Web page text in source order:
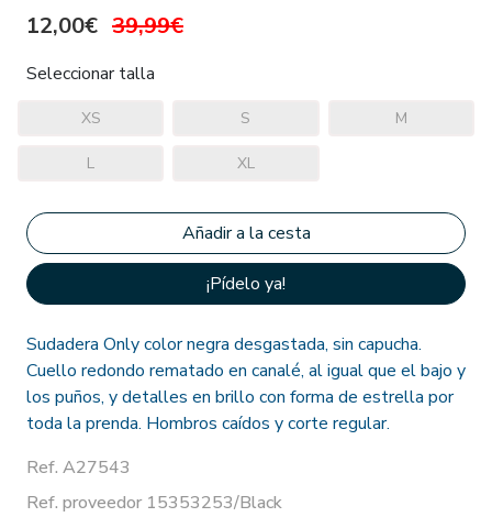
12,00€ 39,99€
Seleccionar talla
XS S M
L XL
¡Pídelo ya!
Sudadera Only color negra desgastada, sin capucha.
Cuello redondo rematado en canalé, al igual que el bajo y
los puños, y detalles en brillo con forma de estrella por
toda la prenda. Hombros caídos y corte regular.
Ref. A27543
Ref. proveedor 15353253/Black